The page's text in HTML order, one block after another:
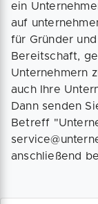
ein
auf
für Gründer
Bereitschaft,
Unternehmern
auch Ihre
Dann senden
Betreff
anschließend